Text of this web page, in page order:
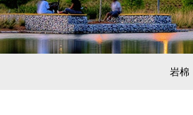
岩棉